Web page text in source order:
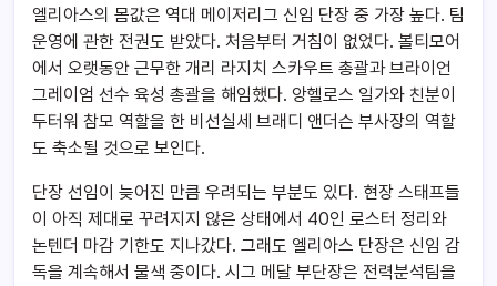
엘리아스의 몸값은 역대 메이저리그 신임 단장 중 가장 높다. 팀
운영에 관한 전권도 받았다. 처음부터 거침이 없었다. 볼티모어
에서 오랫동안 근무한 개리 라지치 스카우트 총괄과 브라이언
그레이엄 선수 육성 총괄을 해임했다. 앙헬로스 일가와 친분이
두터워 참모 역할을 한 비선실세 브래디 앤더슨 부사장의 역할
도 축소될 것으로 보인다.
단장 선임이 늦어진 만큼 우려되는 부분도 있다. 현장 스태프들
이 아직 제대로 꾸려지지 않은 상태에서 40인 로스터 정리와
논텐더 마감 기한도 지나갔다. 그래도 엘리아스 단장은 신임 감
독을 계속해서 물색 중이다. 시그 메달 부단장은 전력분석팀을